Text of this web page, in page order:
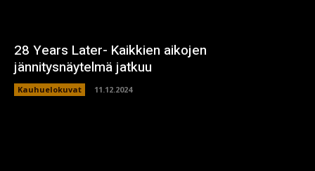
28 Years Later- Kaikkien aikojen
jännitysnäytelmä jatkuu
Kauhuelokuvat 11.12.2024